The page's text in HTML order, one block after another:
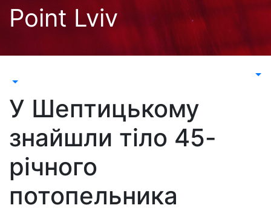
Перейти
Point Lviv
У Шептицькому
знайшли тіло 45-
річного
потопельника